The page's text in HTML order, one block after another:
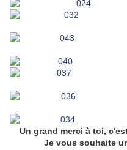
Un grand merci à toi,
Je vous souhaite